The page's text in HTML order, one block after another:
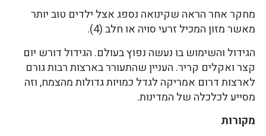
מחקר אחר הראה שקינואה נספג אצל ילדים טוב יותר
מאשר מזון המכיל זרעי סויה או חלב (4).
הגידול והשימוש בו נעשה נפוץ בעולם. הגידול דורש יום
קצר ואקלים קריר. העניין שהתעורר בארצות רבות גורם
לארצות דרום אמריקה לגדל כמויות גדולות מהצמח, וזה
מסייע לכלכלה של המדינות.
מקורות